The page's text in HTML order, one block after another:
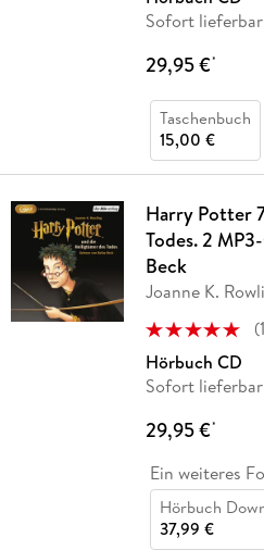
Sofort lieferbar
29,95 €*
Taschenbuch
15,00 €
Harry Potter
Todes. 2
Beck
Joanne K.
(
Hörbuch CD
Sofort lieferbar
29,95 €*
Ein weiteres
Hörbuch
37,99 €